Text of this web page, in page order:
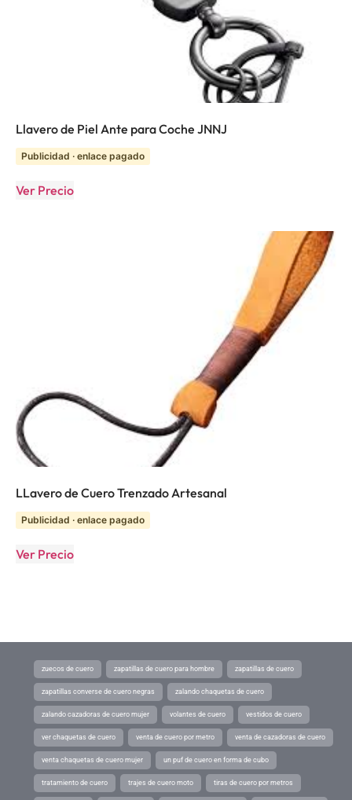
Llavero de Piel Ante para Coche JNNJ
Publicidad · enlace pagado
Ver Precio
LLavero de Cuero Trenzado Artesanal
Publicidad · enlace pagado
Ver Precio
zuecos de cuero zapatillas de cuero para hombre zapatillas de cuero
zapatillas converse de cuero negras zalando chaquetas de cuero
zalando cazadoras de cuero mujer volantes de cuero vestidos de cuero
ver chaquetas de cuero venta de cuero por metro venta de cazadoras de cuero
venta chaquetas de cuero mujer un puf de cuero en forma de cubo
tratamiento de cuero trajes de cuero moto tiras de cuero por metros